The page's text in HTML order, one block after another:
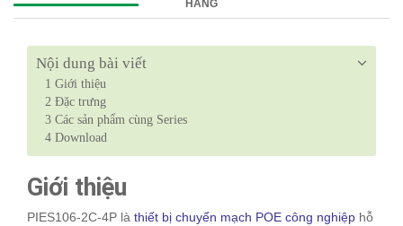
HÀNG
Nội dung bài viết
1 Giới thiệu
2 Đặc trưng
3 Các sản phẩm cùng Series
4 Download
Giới thiệu
PIES106-2C-4P là thiết bị chuyển mạch POE công nghiệp hỗ